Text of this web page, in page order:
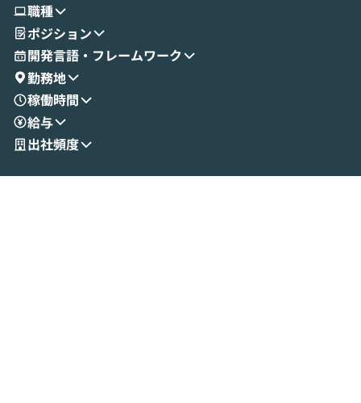
せいただきます。数分でワークフローが完
成する手軽さや、Gmail等の外部サービス
とセキュアに連携できるポイントなど、実
演を通じて具体的なイメージをお届けしま
す。 後半のディスカッションでは、セキュ
リティの考え方や社内導入の進め方など、
現場目線でさらに深掘りしていきます。
「自分の業務をAIで自動化してみたいけ
いう方にこそ参加いただきたいイベントで
職種
ポジション
開発言語・フレームワーク
勤務地
稼働時間
給与
出社頻度